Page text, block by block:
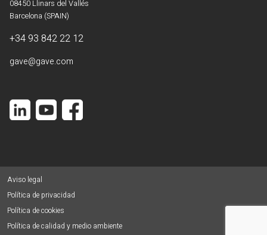
08450 Llinars del Vallés
Barcelona (SPAIN)
+34 93 842 22 12
gave@gave.com
Aviso legal
Política de privacidad
Política de cookies
Política de calidad y medio ambiente